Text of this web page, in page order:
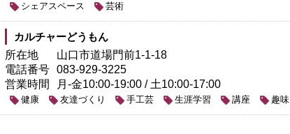
シェアスペース 芸術
カルチャーどうもん
所在地
山口市道場門前1-1-18
電話番号 083-929-3225
営業時間
月-金10:00-19:00 / 土10:00-17:00
健康 友達づくり 手工芸 生涯学習 講座 趣味